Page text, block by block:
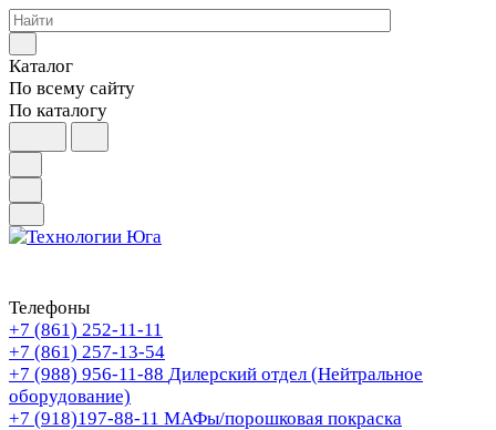
Каталог
По всему сайту
По каталогу
Телефоны
+7 (861) 252-11-11
+7 (861) 257-13-54
+7 (988) 956-11-88 Дилерский отдел (Нейтральное
оборудование)
+7 (918)197-88-11 МАФы/порошковая покраска